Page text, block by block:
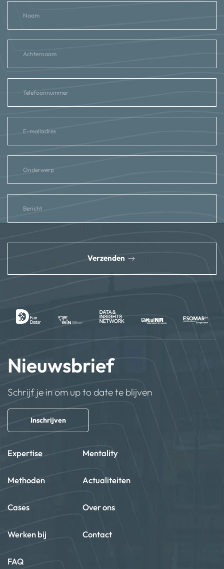
Verzenden
Nieuwsbrief
Schrijf je in om up to date te blijven
Inschrijven
Expertise Mentality
Methoden Actualiteiten
Cases Over ons
Werken bij Contact
FAQ